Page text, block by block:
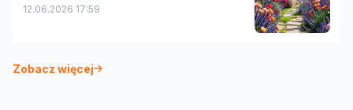
12.06.2026 17:59
Zobacz więcej